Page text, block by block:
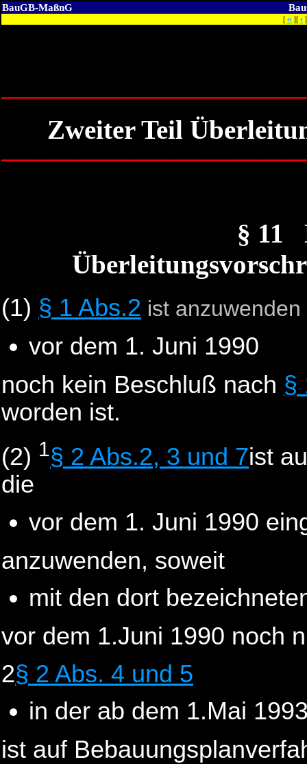
BauGB-MaßnG
[ « ][ ‹
Zweiter Teil
§ 11
(1) § 1 Abs.2 ist
vor dem 1. Juni 1990
noch kein Beschluß nach §
worden ist.
(2) 1§ 2 Abs.2, 3 und 7ist
die
vor dem 1. Juni 1990
anzuwenden, soweit
mit den dort
vor dem 1.Juni 1990 noch
2§ 2 Abs. 4 und 5
in der ab dem 1.Mai
ist auf